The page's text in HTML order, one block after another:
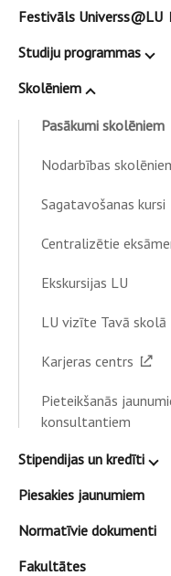
Festivāls Universs@LU
Studiju programmas
Skolēniem
Pasākumi skolēniem
Nodarbības
Sagatavošanas kursi
Centralizētie
Ekskursijas LU
LU vizīte Tavā skolā
Karjeras centrs
Pieteikšanās
konsultantiem
Stipendijas un kredīti
Piesakies jaunumiem
Normatīvie dokumenti
Fakultātes